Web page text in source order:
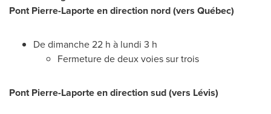
Pont Pierre-Laporteen direction nord (vers Québec)
De dimanche 22 h à lundi 3 h
Fermeture de deux voies sur trois
Pont Pierre-Laporteen direction sud (vers Lévis)